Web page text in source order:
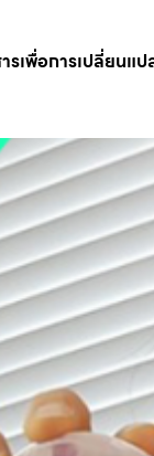
รเพื่อการเปลี่ยนแป